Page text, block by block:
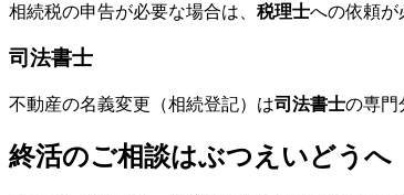
相続税の申告が必要な場合は、 税理士への依頼が
司法書士
不動産の名義変更（相続登記）は司法書士の専門
終活のご相談はぶつえいどうへ